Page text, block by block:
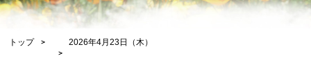
トップ 2026年4月23日（木）